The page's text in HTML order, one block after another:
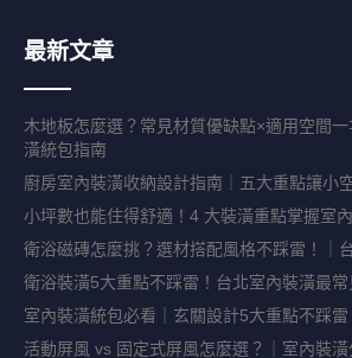
最新文章
木地板怎麼選？常見材質優缺點×適用空間
潢統包指南
廚房室內裝潢收納設計指南｜五大重點讓小
小坪數也能住得舒適！4 大裝潢重點掌握室
衛浴磁磚怎麼挑？選材搭配風格不踩雷！｜
衛浴裝潢5大重點不踩雷！台北室內裝潢最
室內裝潢統包必看｜玄關設計5大重點不踩雷
活動屏風 vs 固定式屏風怎麼選？｜室內裝潢